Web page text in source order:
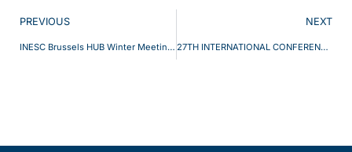
PREVIOUS
INESC Brussels HUB Winter Meeting – 30 & 31 January (Hybrid meeting)
NEXT
27TH INTERNATIONAL CONFERENCE ON OPTICAL NETWORK DESIGN AND MODELLING. COIMBRA, PORTUGAL, 8-11 MAY 2023.